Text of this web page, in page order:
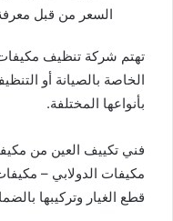
السعر من قبل
تهتم شركة تنظيف
الخاصة بالصيانة أو
بأنواعها المختلفة.
فني تكييف العين من
مكيفات الدولابي –
قطع الغيار وتركيبها